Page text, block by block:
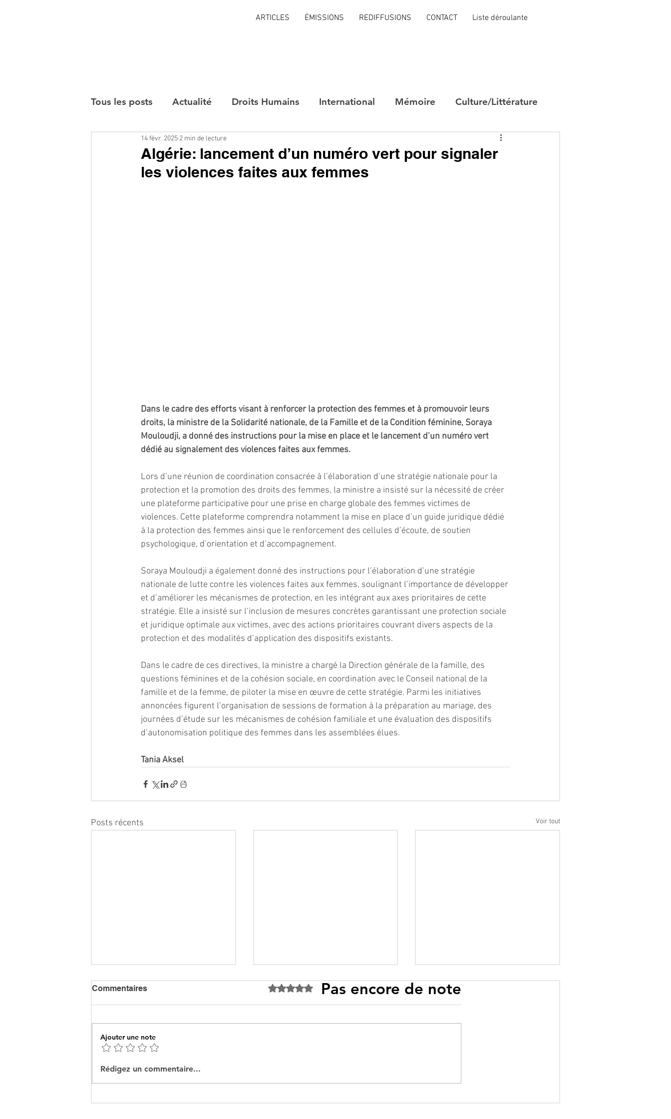
ARTICLES ÉMISSIONS REDIFFUSIONS CONTACT Liste déroulante
Tous les posts Actualité Droits Humains International Mémoire Culture/Littérature
Interviews
Algérie: lancement d’un numéro vert pour signaler
les violences faites aux femmes
14 févr. 2025 2 min de lecture
Dans le cadre des efforts visant à renforcer la protection des femmes et à promouvoir leurs
droits, la ministre de la Solidarité nationale, de la Famille et de la Condition féminine, Soraya
Mouloudji, a donné des instructions pour la mise en place et le lancement d’un numéro vert
dédié au signalement des violences faites aux femmes.
Lors d’une réunion de coordination consacrée à l’élaboration d’une stratégie nationale pour la
protection et la promotion des droits des femmes, la ministre a insisté sur la nécessité de créer
une plateforme participative pour une prise en charge globale des femmes victimes de
violences. Cette plateforme comprendra notamment la mise en place d’un guide juridique dédié
à la protection des femmes ainsi que le renforcement des cellules d’écoute, de soutien
psychologique, d’orientation et d’accompagnement.
Soraya Mouloudji a également donné des instructions pour l’élaboration d’une stratégie
nationale de lutte contre les violences faites aux femmes, soulignant l’importance de développer
et d’améliorer les mécanismes de protection, en les intégrant aux axes prioritaires de cette
stratégie. Elle a insisté sur l’inclusion de mesures concrètes garantissant une protection sociale
et juridique optimale aux victimes, avec des actions prioritaires couvrant divers aspects de la
protection et des modalités d’application des dispositifs existants.
Dans le cadre de ces directives, la ministre a chargé la Direction générale de la famille, des
questions féminines et de la cohésion sociale, en coordination avec le Conseil national de la
famille et de la femme, de piloter la mise en œuvre de cette stratégie. Parmi les initiatives
annoncées figurent l’organisation de sessions de formation à la préparation au mariage, des
journées d’étude sur les mécanismes de cohésion familiale et une évaluation des dispositifs
d’autonomisation politique des femmes dans les assemblées élues.
Tania Aksel
Posts récents Voir tout
bataille des récits pour
mieux cacher la misère
promesses différées,
réalités évitées
l’idéologie prime sur le
Commentaires Noté 0 étoile sur 5.Pas encore de note
Ajouter une note
Rédigez un commentaire...